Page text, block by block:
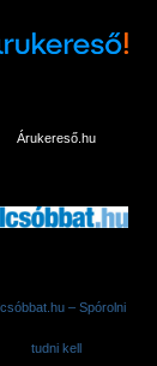
Árukereső.hu
– Spórolni
tudni kell